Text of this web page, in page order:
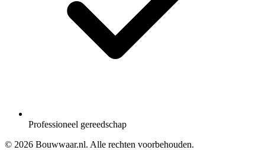
Professioneel gereedschap
© 2026 Bouwwaar.nl. Alle rechten voorbehouden.